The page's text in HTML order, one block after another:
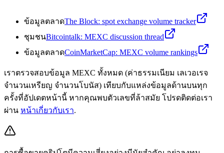
ข้อมูลตลาดThe Block: spot exchange volume tracker
ชุมชนBitcointalk: MEXC discussion thread
ข้อมูลตลาดCoinMarketCap: MEXC volume rankings
เราตรวจสอบข้อมูล MEXC ทั้งหมด (ค่าธรรมเนียม เลเวอเรจ
จำนวนเหรียญ จำนวนโบนัส) เทียบกับแหล่งข้อมูลด้านบนทุก
ครั้งที่อัปเดตหน้านี้ หากคุณพบตัวเลขที่ล้าสมัย โปรดติดต่อเรา
ผ่าน หน้าเกี่ยวกับเรา.